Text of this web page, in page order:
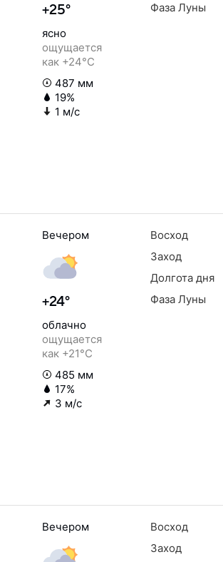
+25°
ясно
ощущается
как +24°C
487 мм
19%
1 м/с
Фаза Луны
Вечером
+24°
облачно
ощущается
как +21°C
485 мм
17%
3 м/с
Восход
Заход
Долгота дня
Фаза Луны
Вечером Восход
Заход